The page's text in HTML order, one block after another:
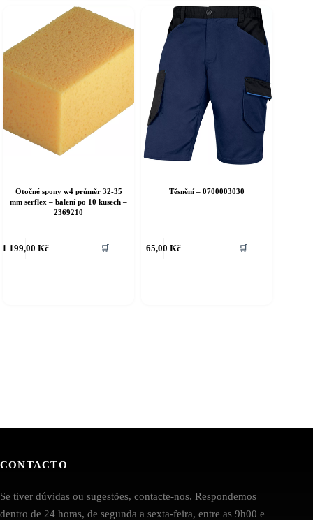
Otočné spony w4 průměr 32-35
mm serflex – balení po 10 kusech –
2369210
1 199,00 Kč 🛒
Těsnění – 0700003030
65,00Kč 🛒
CONTACTO
Se tiver dúvidas ou sugestões, contacte-nos. Respondemos
dentro de 24 horas, de segunda a sexta-feira, entre as 9h00 e